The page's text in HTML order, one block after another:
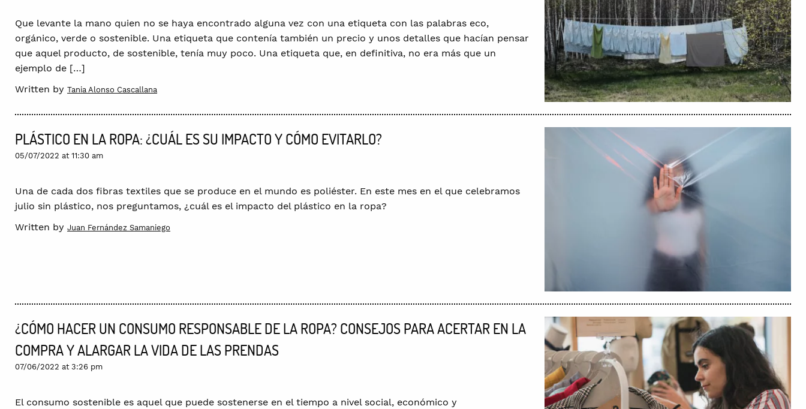
Que levante la mano quien no se haya encontrado alguna vez con una etiqueta con las palabras eco,
orgánico, verde o sostenible. Una etiqueta que contenía también un precio y unos detalles que hacían pensar
que aquel producto, de sostenible, tenía muy poco. Una etiqueta que, en definitiva, no era más que un
ejemplo de […]
Written by Tania Alonso Cascallana
PLÁSTICO EN LA ROPA: ¿CUÁL ES SU IMPACTO Y CÓMO EVITARLO?
05/07/2022 at 11:30 am
Una de cada dos fibras textiles que se produce en el mundo es poliéster. En este mes en el que celebramos
julio sin plástico, nos preguntamos, ¿cuál es el impacto del plástico en la ropa?
Written by Juan Fernández Samaniego
¿CÓMO HACER UN CONSUMO RESPONSABLE DE LA ROPA? CONSEJOS PARA ACERTAR EN LA
COMPRA Y ALARGAR LA VIDA DE LAS PRENDAS
07/06/2022 at 3:26 pm
El consumo sostenible es aquel que puede sostenerse en el tiempo a nivel social, económico y